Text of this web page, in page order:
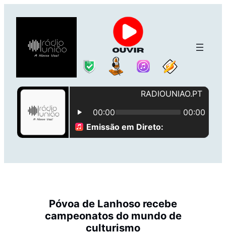
para
conteúdo
Póvoa de Lanhoso recebe
campeonatos do mundo de
culturismo